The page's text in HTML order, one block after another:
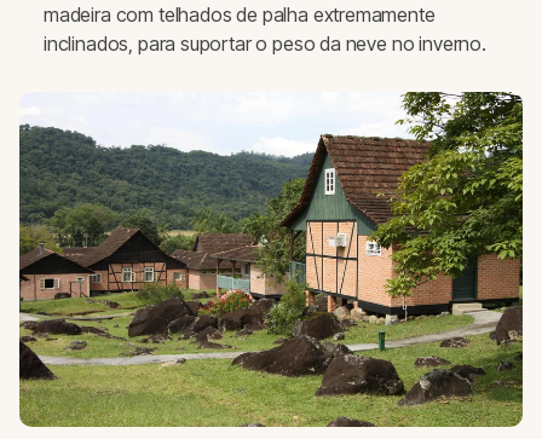
madeira com telhados de palha extremamente
inclinados, para suportar o peso da neve no inverno.